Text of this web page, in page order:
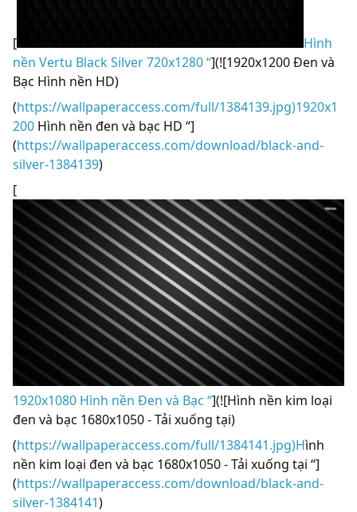
[
Hình
nền Vertu Black Silver 720x1280 “](![1920x1200 Đen và
Bạc Hình nền HD)
(https://wallpaperaccess.com/full/1384139.jpg)1920x1
200 Hình nền đen và bạc HD “]
(https://wallpaperaccess.com/download/black-and-
silver-1384139)
[
1920x1080 Hình nền Đen và Bạc “](![Hình nền kim loại
đen và bạc 1680x1050 - Tải xuống tại)
(https://wallpaperaccess.com/full/1384141.jpg)Hình
nền kim loại đen và bạc 1680x1050 - Tải xuống tại “]
(https://wallpaperaccess.com/download/black-and-
silver-1384141)